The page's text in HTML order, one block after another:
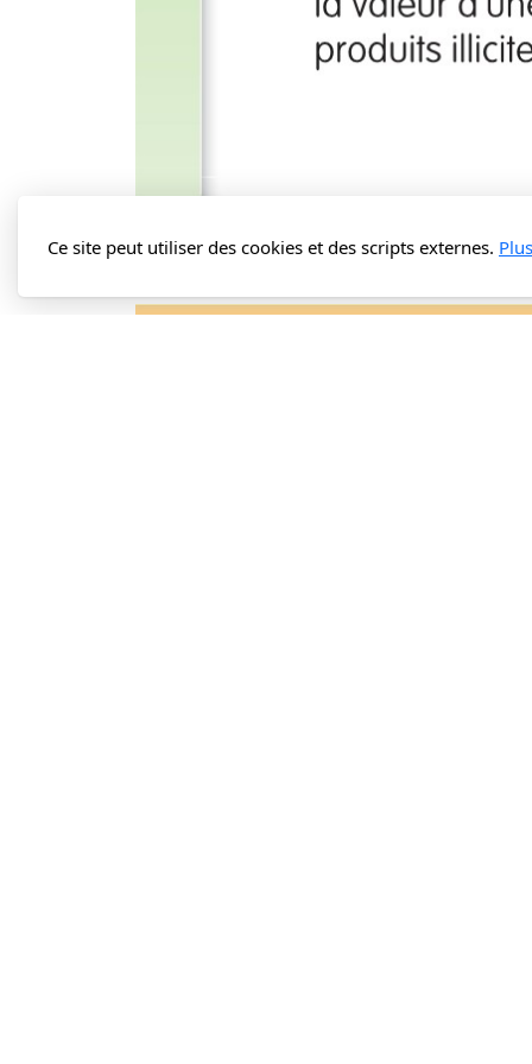
Ce site peut utiliser des cookies et des scripts externes.